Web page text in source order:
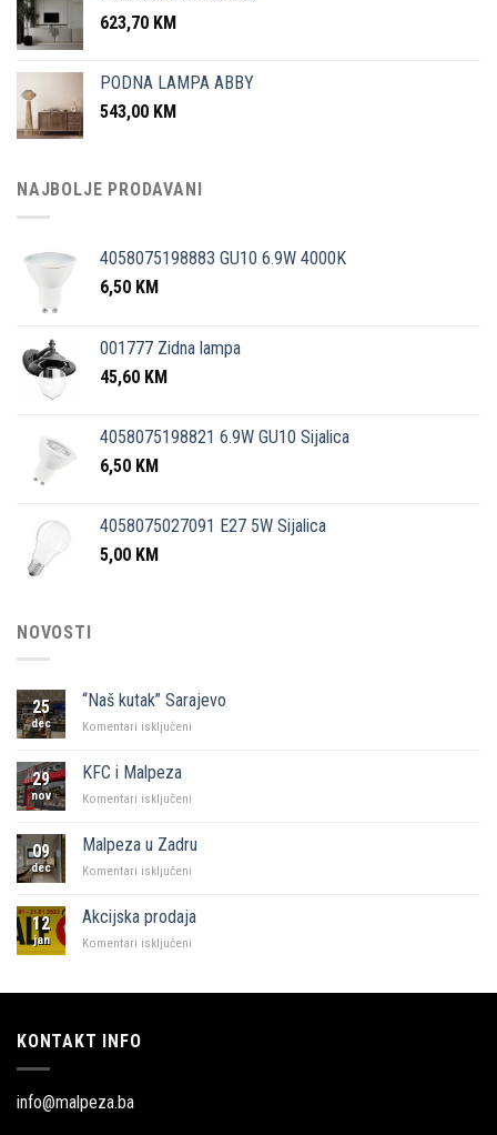
623,70 KM
PODNA LAMPA ABBY
543,00 KM
NAJBOLJE PRODAVANI
4058075198883 GU10 6.9W 4000K
6,50 KM
001777 Zidna lampa
45,60 KM
4058075198821 6.9W GU10 Sijalica
6,50 KM
4058075027091 E27 5W Sijalica
5,00 KM
NOVOSTI
25
dec
“Naš kutak” Sarajevo
Komentari isključeni
29
nov
KFC i Malpeza
Komentari isključeni
Malpeza
09
dec
Malpeza u Zadru
Komentari isključeni
Zadru
12
jan
Akcijska prodaja
Komentari isključeni
KONTAKT INFO
info@malpeza.ba